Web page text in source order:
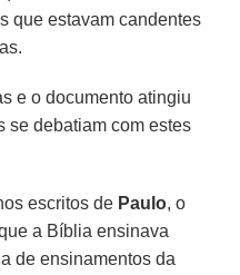
que estavam candentes
e o documento atingiu
se debatiam com estes
escritos de Paulo, o
a Bíblia ensinava
de ensinamentos da